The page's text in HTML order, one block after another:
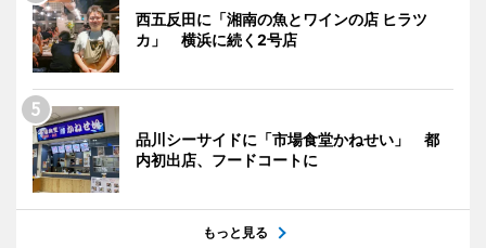
西五反田に「湘南の魚とワインの店 ヒラツ
カ」 横浜に続く2号店
品川シーサイドに「市場食堂かねせい」 都
内初出店、フードコートに
もっと見る